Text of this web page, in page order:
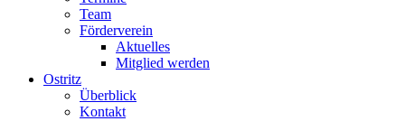
Team
Förderverein
Aktuelles
Mitglied werden
Ostritz
Überblick
Kontakt